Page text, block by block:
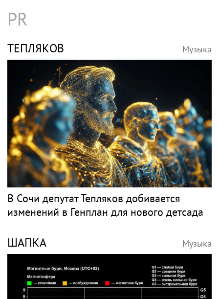
PR
ТЕПЛЯКОВ Музыка
В Сочи депутат Тепляков добивается
изменений в Генплан для нового детсада
ШАПКА Музыка